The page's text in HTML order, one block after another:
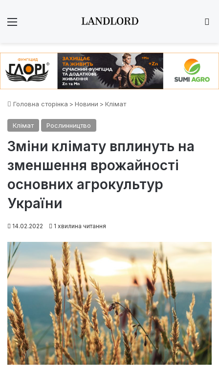
Головна сторінка > Новини > Клімат
Клімат Рослинництво
Зміни клімату вплинуть на
зменшення врожайності
основних агрокультур
України
14.02.2022 1 хвилина читання